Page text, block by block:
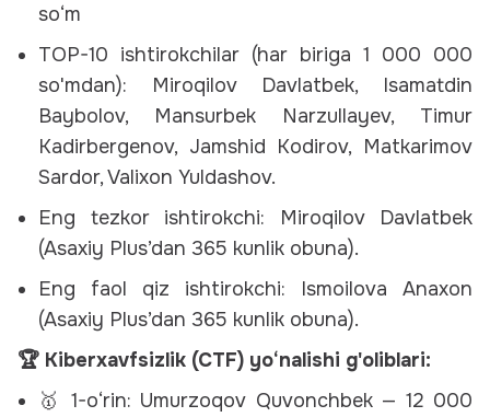
so‘m
TOP-10 ishtirokchilar (har biriga 1 000 000
so'mdan): Miroqilov Davlatbek, Isamatdin
Baybolov, Mansurbek Narzullayev, Timur
Kadirbergenov, Jamshid Kodirov, Matkarimov
Sardor, Valixon Yuldashov.
Eng tezkor ishtirokchi: Miroqilov Davlatbek
(Asaxiy Plus’dan 365 kunlik obuna).
Eng faol qiz ishtirokchi: Ismoilova Anaxon
(Asaxiy Plus’dan 365 kunlik obuna).
🏆 Kiberxavfsizlik (CTF) yo‘nalishi g'oliblari:
🥇 1-o‘rin: Umurzoqov Quvonchbek — 12 000